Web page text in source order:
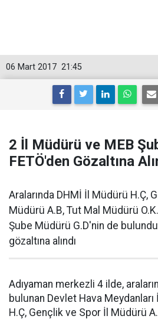
21:45
06 Mart 2017
2 İl Müdürü ve MEB
FETÖ'den Gözaltına
Aralarında DHMİ İl Müdürü H.Ç,
Müdürü A.B, Tut Mal Müdürü
Şube Müdürü G.D'nin de
gözaltına alındı
Adıyaman merkezli 4 ilde,
bulunan Devlet Hava
H.Ç, Gençlik ve Spor İl Müdürü